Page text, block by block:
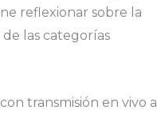
reflexionar sobre la
las categorías
con transmisión en vivo a